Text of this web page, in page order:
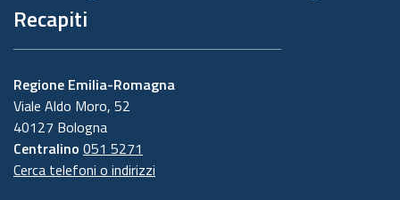
Recapiti
Regione Emilia-Romagna
Viale Aldo Moro, 52
40127 Bologna
Centralino 051 5271
Cerca telefoni o indirizzi